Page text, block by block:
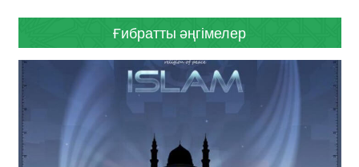
Ғибратты әңгімелер